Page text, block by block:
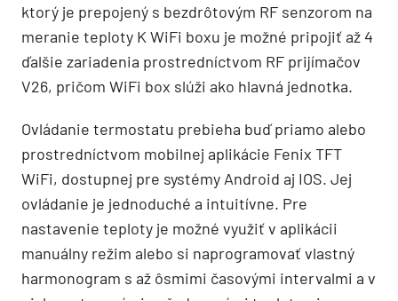
ktorý je prepojený s bezdrôtovým RF senzorom na
meranie teploty K WiFi boxu je možné pripojiť až 4
ďalšie zariadenia prostredníctvom RF prijímačov
V26, pričom WiFi box slúži ako hlavná jednotka.
Ovládanie termostatu prebieha buď priamo alebo
prostredníctvom mobilnej aplikácie Fenix ​​TFT
WiFi, dostupnej pre systémy Android aj IOS. Jej
ovládanie je jednoduché a intuitívne. Pre
nastavenie teploty je možné využiť v aplikácii
manuálny režim alebo si naprogramovať vlastný
harmonogram s až ôsmimi časovými intervalmi a v